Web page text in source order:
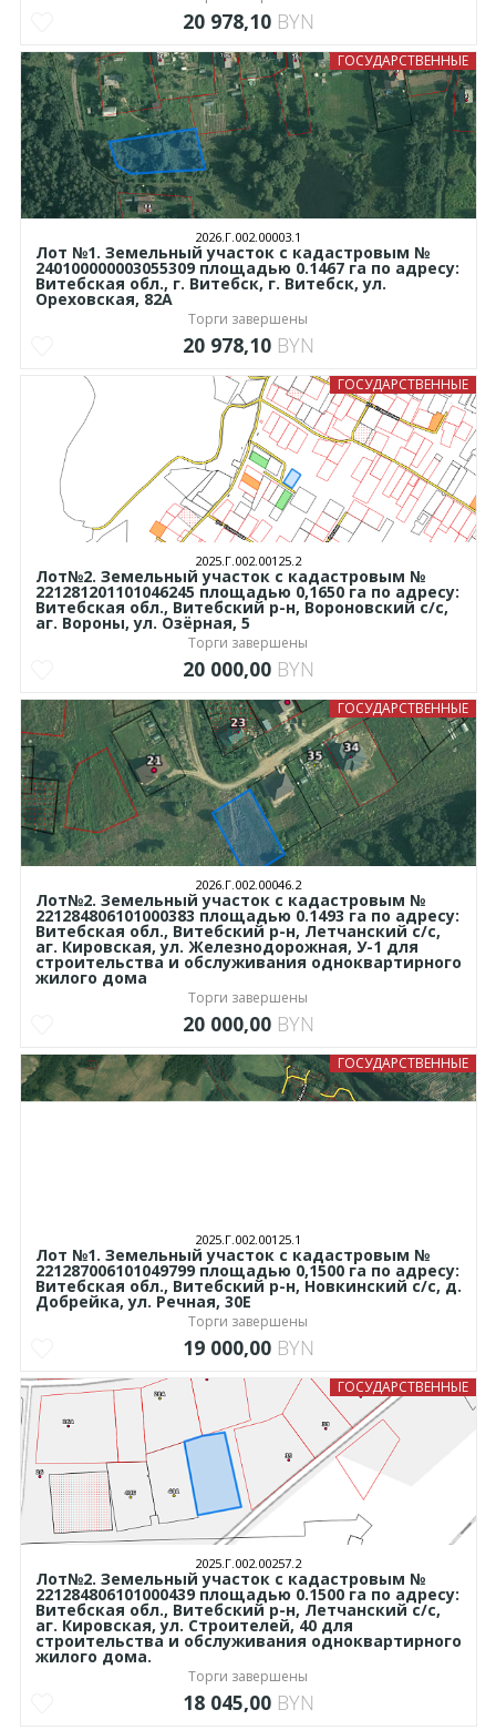
20 978,10 BYN
ГОСУДАРСТВЕННЫЕ
2026.Г.002.00003.1
Лот №1. Земельный участок с кадастровым №
240100000003055309 площадью 0.1467 га по адресу:
Витебская обл., г. Витебск, г. Витебск, ул.
Ореховская, 82А
Торги завершены
20 978,10 BYN
ГОСУДАРСТВЕННЫЕ
2025.Г.002.00125.2
Лот№2. Земельный участок с кадастровым №
221281201101046245 площадью 0,1650 га по адресу:
Витебская обл., Витебский р-н, Вороновский с/с,
аг. Вороны, ул. Озёрная, 5
Торги завершены
20 000,00 BYN
ГОСУДАРСТВЕННЫЕ
2026.Г.002.00046.2
Лот№2. Земельный участок с кадастровым №
221284806101000383 площадью 0.1493 га по адресу:
Витебская обл., Витебский р-н, Летчанский с/с,
аг. Кировская, ул. Железнодорожная, У-1 для
строительства и обслуживания одноквартирного
жилого дома
Торги завершены
20 000,00 BYN
ГОСУДАРСТВЕННЫЕ
2025.Г.002.00125.1
Лот №1. Земельный участок с кадастровым №
221287006101049799 площадью 0,1500 га по адресу:
Витебская обл., Витебский р-н, Новкинский с/с, д.
Добрейка, ул. Речная, 30Е
Торги завершены
19 000,00 BYN
ГОСУДАРСТВЕННЫЕ
2025.Г.002.00257.2
Лот№2. Земельный участок с кадастровым №
221284806101000439 площадью 0.1500 га по адресу:
Витебская обл., Витебский р-н, Летчанский с/с,
аг. Кировская, ул. Строителей, 40 для
строительства и обслуживания одноквартирного
жилого дома.
Торги завершены
18 045,00 BYN